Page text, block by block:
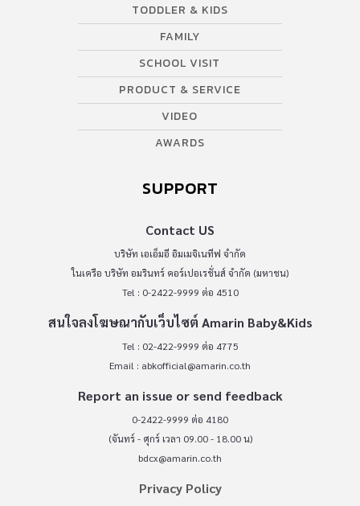
TODDLER & KIDS
FAMILY
SCHOOL VISIT
PRODUCT & SERVICE
VIDEO
AWARDS
SUPPORT
Contact US
บริษัท เอเอ็มอี อิมเมจิเนทีฟ จำกัด
ในเครือ บริษัท อมรินทร์ คอร์เปอเรชั่นส์ จำกัด (มหาชน)
Tel : 0-2422-9999 ต่อ 4510
สนใจลงโฆษณากับเว็บไซต์ Amarin Baby&Kids
Tel : 02-422-9999 ต่อ 4775
Email : abkofficial@amarin.co.th
Report an issue or send feedback
0-2422-9999 ต่อ 4180
(จันทร์ - ศุกร์ เวลา 09.00 - 18.00 น)
bdcx@amarin.co.th
Privacy Policy